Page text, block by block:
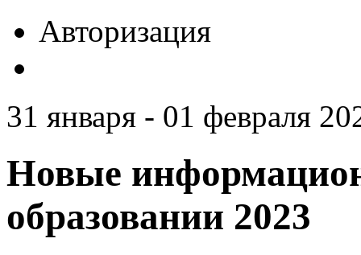
Авторизация
31 января - 01 февраля
Новые
образовании 2023